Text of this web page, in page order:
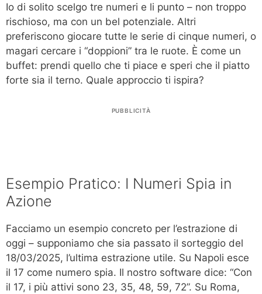
Io di solito scelgo tre numeri e li punto – non troppo
rischioso, ma con un bel potenziale. Altri
preferiscono giocare tutte le serie di cinque numeri, o
magari cercare i “doppioni” tra le ruote. È come un
buffet: prendi quello che ti piace e speri che il piatto
forte sia il terno. Quale approccio ti ispira?
PUBBLICITÀ
Esempio Pratico: I Numeri Spia in
Azione
Facciamo un esempio concreto per l’estrazione di
oggi – supponiamo che sia passato il sorteggio del
18/03/2025, l’ultima estrazione utile. Su Napoli esce
il 17 come numero spia. Il nostro software dice: “Con
il 17, i più attivi sono 23, 35, 48, 59, 72”. Su Roma,